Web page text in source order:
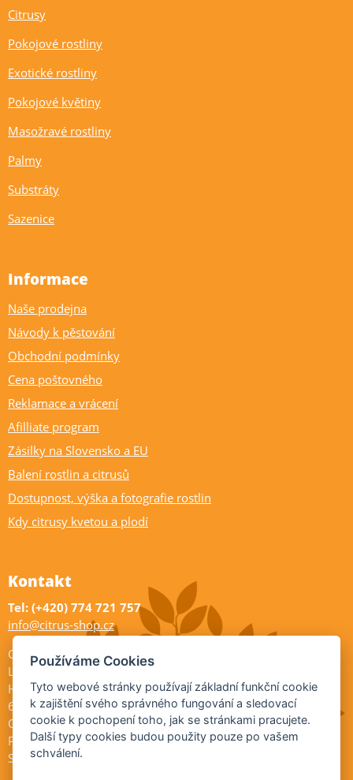
Citrusy
Pokojové rostliny
Exotické rostliny
Pokojové květiny
Masožravé rostliny
Palmy
Substráty
Sazenice
Informace
Naše prodejna
Návody k pěstování
Obchodní podmínky
Cena poštovného
Reklamace a vrácení
Afilliate program
Zásilky na Slovensko a EU
Balení rostlin a citrusů
Dostupnost, výška a fotografie rostlin
Kdy citrusy kvetou a plodí
Kontakt
Tel: (+420) 774 721 757
info@citrus-shop.cz
Citrus shop zahradnictví
Legionářů 2
Hodonín
695 01
Otevřeno:
Po-Pá 9-17
So 9-11:30
Používáme Cookies
Tyto webové stránky používají základní funkční cookie
k zajištění svého správného fungování a sledovací
cookie k pochopení toho, jak se stránkami pracujete.
Další typy cookies budou použity pouze po vašem
schválení.